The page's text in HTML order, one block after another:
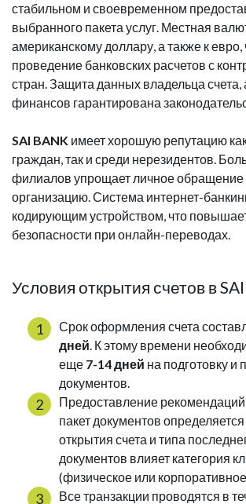
стабильном и своевременном
выбранного пакета услуг. Местная
американскому доллару, а также к евро,
проведение банковских расчетов с
стран. Защита данных владельца счета,
финансов гарантирована
SAI BANK имеет хорошую репутацию
граждан, так и среди нерезидентов.
филиалов упрощает личное обращение
организацию. Система интернет-
кодирующим устройством, что
безопасности при онлайн-переводах.
Условия открытия счетов в
Срок оформления счета
дней. К этому времени
еще 7-14 дней на подготовку и
документов.
Предоставление рекомендаций
пакет документов
открытия счета и типа
документов влияет категория
(физическое или
Все транзакции проводятся в